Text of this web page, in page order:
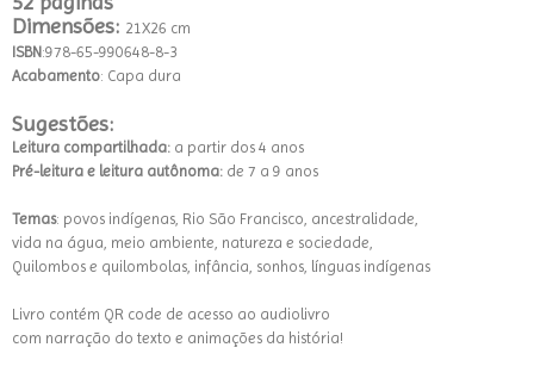
Dimensões: 21X26 cm
ISBN:978-65-990648-8-3
Acabamento: Capa dura
Sugestões:
Leitura compartilhada: a partir dos 4 anos
Pré-leitura e leitura autônoma: de 7 a 9 anos
Temas: povos indígenas, Rio São Francisco, ancestralidade,
vida na água, meio ambiente, natureza e sociedade,
Quilombos e quilombolas, infância, sonhos, línguas indígenas
Livro contém QR code de acesso ao audiolivro
com narração do texto e animações da história!